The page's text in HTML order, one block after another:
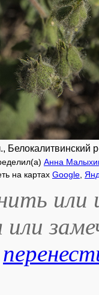
Белокалитвинский
Анна
на картах Google
или
или